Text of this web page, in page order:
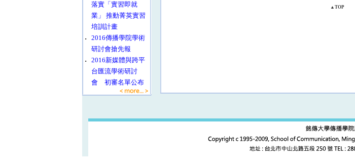
落實「實習即就
業」 推動菁英實習
培訓計畫
‧
2016傳播學院學術
研討會搶先報
‧
2016新媒體與跨平
台匯流學術研討
會 初審名單公布
▲TOP